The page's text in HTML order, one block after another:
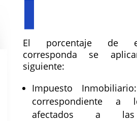
El porcentaje de
corresponda se
siguiente:
Impuesto
correspondiente a
afectados a las